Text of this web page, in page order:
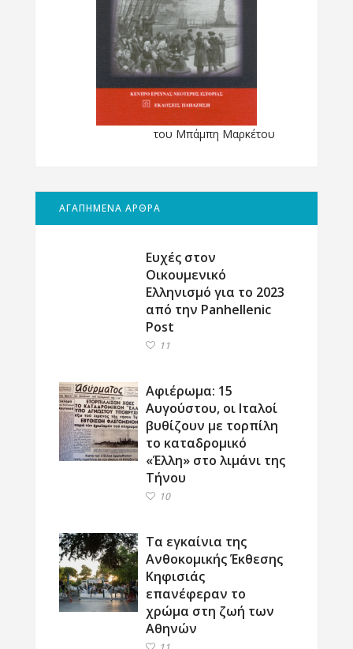
του Μπάμπη Μαρκέτου
ΑΓΑΠΗΜΕΝΑ ΑΡΘΡΑ
Ευχές στον
Οικουμενικό
Ελληνισμό για το 2023
από την Panhellenic
Post
11
Αφιέρωμα: 15
Αυγούστου, οι Ιταλοί
βυθίζουν με τορπίλη
το καταδρομικό
«Έλλη» στο λιμάνι της
Τήνου
10
Τα εγκαίνια της
Ανθοκομικής Έκθεσης
Κηφισιάς
επανέφεραν το
χρώμα στη ζωή των
Αθηνών